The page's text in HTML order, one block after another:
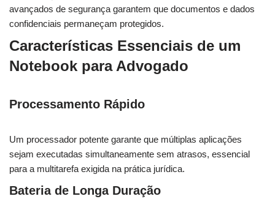
avançados de segurança garantem que documentos e dados
confidenciais permaneçam protegidos.
Características Essenciais de um
Notebook para Advogado
Processamento Rápido
Um processador potente garante que múltiplas aplicações
sejam executadas simultaneamente sem atrasos, essencial
para a multitarefa exigida na prática jurídica.
Bateria de Longa Duração